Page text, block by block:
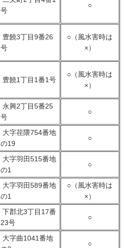
号
○
豊饒3丁目9番26
号
○（風水害時は
×）
豊饒1丁目1番1号
○（風水害時は
×）
永興2丁目5番25
号
○
大字荏隈754番地
の19
○
大字羽田515番地
の1
○
大字羽田589番地
の1
○（風水害時は
×）
下郡北3丁目17番
23号
○
大字曲1041番地
○